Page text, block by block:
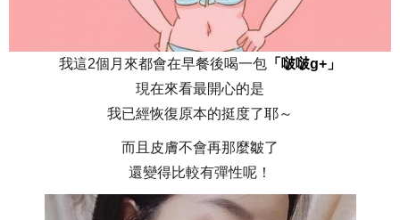
我這2個月來都會在早餐後喝一包 「啵啵g+」
現在來看最開心的是
我已經恢復原本的挺度了耶～
而且皮膚不會再那麼皺了
還變得比較有彈性呢！